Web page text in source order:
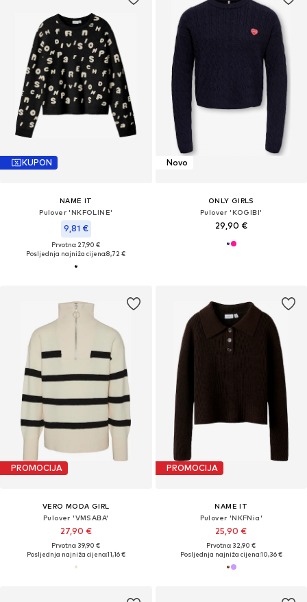
KUPON
NAME IT
Pulover 'NKFOLINE'
9,81 €
Prvotno: 27,90 €
Posljednja najniža cijena:8,72 €
Novo
ONLY GIRLS
Pulover 'KOGIBI'
29,90 €
PROMOCIJA
VERO MODA GIRL
Pulover 'VMSABA'
27,90 €
Prvotno: 39,90 €
Posljednja najniža cijena:11,16 €
PROMOCIJA
NAME IT
Pulover 'NKFNia'
25,90 €
Prvotno: 32,90 €
Posljednja najniža cijena:10,36 €